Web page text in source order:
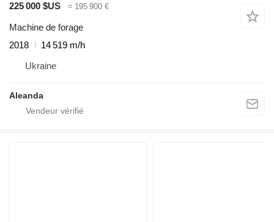
225 000 $US
≈ 195 900 €
Machine de forage
2018
14 519 m/h
Ukraine
Aleanda